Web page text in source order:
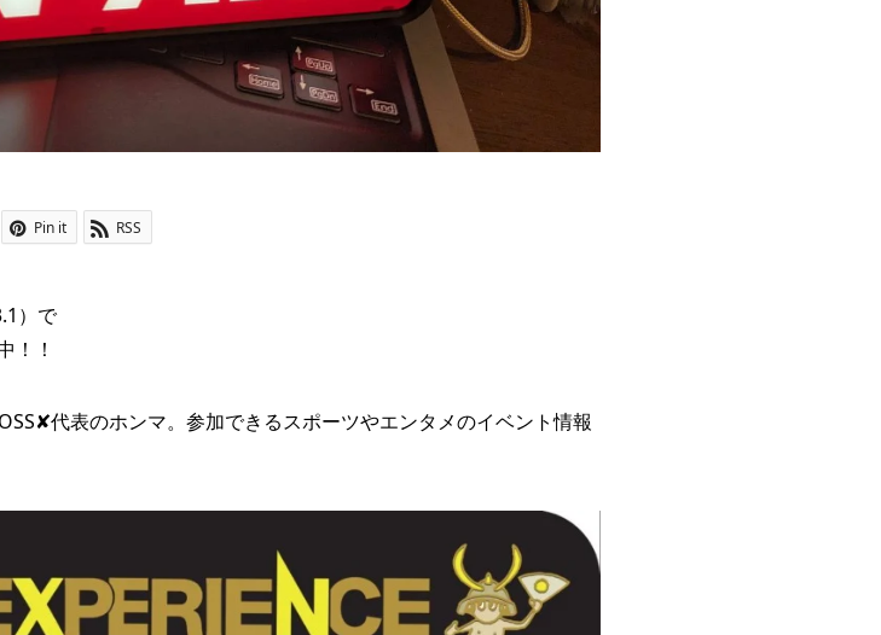
Pin it RSS
）で
！！
代表のホンマ。参加できるスポーツやエンタメのイベント情報